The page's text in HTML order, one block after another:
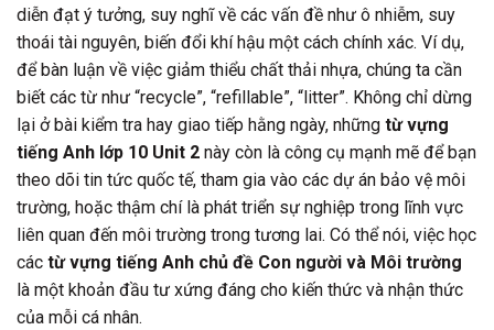
diễn đạt ý tưởng, suy nghĩ về các vấn đề như ô nhiễm, suy
thoái tài nguyên, biến đổi khí hậu một cách chính xác. Ví dụ,
để bàn luận về việc giảm thiểu chất thải nhựa, chúng ta cần
biết các từ như “recycle”, “refillable”, “litter”. Không chỉ dừng
lại ở bài kiểm tra hay giao tiếp hằng ngày, những từ vựng
tiếng Anh lớp 10 Unit 2 này còn là công cụ mạnh mẽ để bạn
theo dõi tin tức quốc tế, tham gia vào các dự án bảo vệ môi
trường, hoặc thậm chí là phát triển sự nghiệp trong lĩnh vực
liên quan đến môi trường trong tương lai. Có thể nói, việc học
các từ vựng tiếng Anh chủ đề Con người và Môi trường
là một khoản đầu tư xứng đáng cho kiến thức và nhận thức
của mỗi cá nhân.